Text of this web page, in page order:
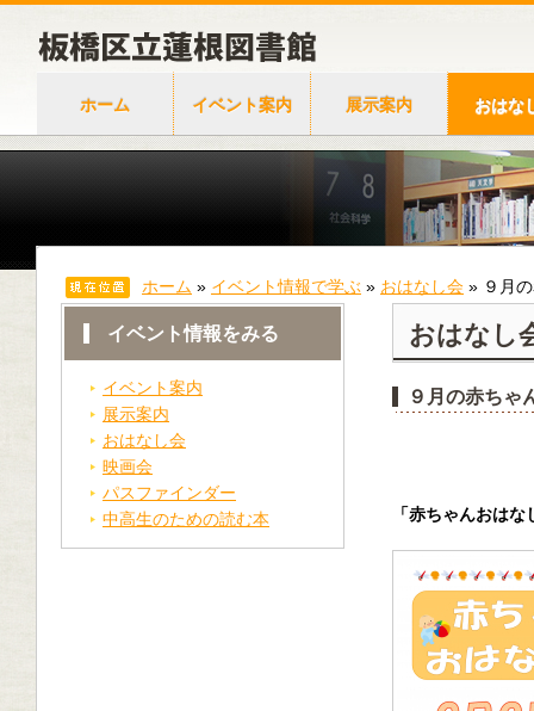
ホーム イベント案内 展示案内 おはな
ホーム » イベント情報で学ぶ » おはなし会 » ９月
イベント情報をみる
イベント案内
展示案内
おはなし会
映画会
パスファインダー
中高生のための読む本
おはなし
９月の赤ちゃ
「赤ちゃんおは